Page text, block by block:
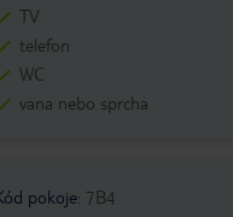
TV
telefon
WC
vana nebo sprcha
pokoje: 7B4